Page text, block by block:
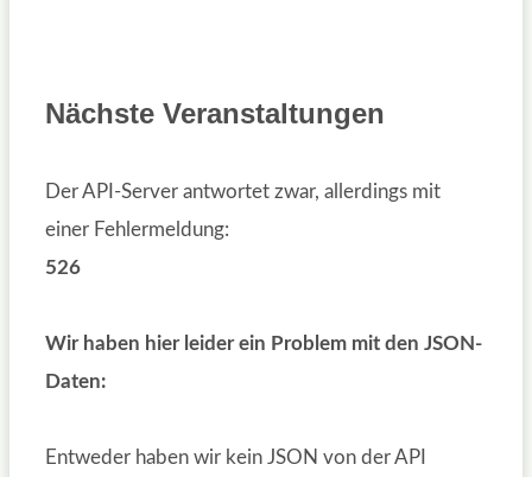
Nächste Veranstaltungen
Der API-Server antwortet zwar, allerdings mit
einer Fehlermeldung:
526
Wir haben hier leider ein Problem mit den JSON-
Daten:
Entweder haben wir kein JSON von der API